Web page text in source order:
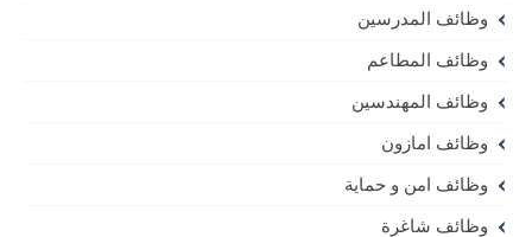
وظائف المدرسين
وظائف المطاعم
وظائف المهندسين
وظائف امازون
وظائف امن و حماية
وظائف شاغرة